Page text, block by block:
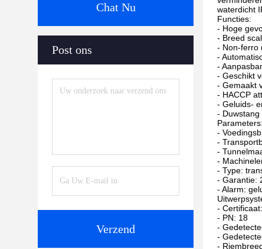
Chat Nu
Post ons
Verzend
waterdicht
Functies:
- Hoge
- Breed
- Non-ferro
-
-
- Geschikt
- Gemaakt
- HACCP
- Geluids-
- Duwstang
Parameters:
-
-
-
-
- Type:
- Garantie:
- Alarm:
-
- PN: 18
-
-
-